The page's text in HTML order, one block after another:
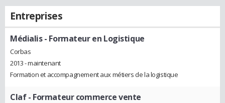
Entreprises
Médialis- Formateur en Logistique
Corbas
2013 - maintenant
Formation et accompagnement aux métiers de la logistique
Claf- Formateur commerce vente